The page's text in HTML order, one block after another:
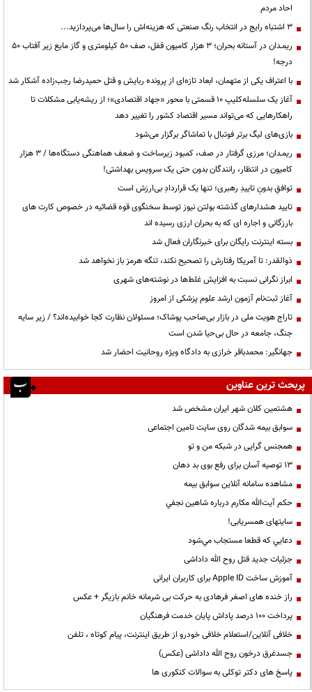
احاد مردم
3 اشتباه رایج در انتخاب رنگ صنعتی که هزینه‌اش را سال‌ها می‌پردازید...
ریمـدان در آستانه بحران؛ ۳ هزار کامیون قفل، صف ۵۰ کیلومتری و گاز مایع زیر آفتاب ۵۰
درجه!
با اعتراف یکی از متهمان، ابعاد تازه‌ای از پرونده ربایش و قتل حمیدرضا رجب‌زاده آشکار شد
آغاز یک سلسله‌کلیپ ۱۰ قسمتی با محور «جهاد اقتصادی»؛ از ریشه‌یابی مشکلات تا
راهکارهایی که می‌تواند مسیر اقتصاد کشور را تغییر دهد
بازی‌های لیگ برتر فوتبال با تماشاگر برگزار می‌شود
ریمـدان؛ مرزی گرفتار در صف، کمبود زیرساخت و ضعف هماهنگی دستگاه‌ها / ۳ هزار
کامیون در انتظار، رانندگان بدون حتی یک سرویس بهداشتی!
توافقِ بدونِ تاییدِ رهبری؛ تنها یک قراردادِ بی‌ارزش است
تایید هشدارهای گذشته بولتن نیوز توسط سخنگوی قوه قضائیه در خصوص کارت های
بارزگانی و اجاره ای که به بحران ارزی رسیده اند
بسته اینترنت رایگان برای خبرنگاران فعال شد
ذوالقدر: تا آمریکا رفتارش را تصحیح نکند، تنگه هرمز باز نخواهد شد
ابراز نگرانی نسبت به افزایش غلط‌ها در نوشته‌های شهری
آغاز ثبت‌نام آزمون ارشد علوم پزشکی از امروز
تاراج هویت ملی در بازار بی‌صاحب پوشاک؛ مسئولان نظارت کجا خوابیده‌اند؟ / زیر سایه
جنگ، جامعه در حال بی‌حیا شدن است
جهانگیر: محمدباقر خرازی به دادگاه ویژه روحانیت احضار شد
پربحث ترین عناوین
هشتمین کلان شهر ایران مشخص شد
سوابق بیمه شدگان روی سایت تامین اجتماعی
همجنس گرایی در شبکه من و تو
13 توصیه آسان برای رفع بوی بد دهان
مشاهده سامانه آنلاين سوابق بیمه
حكم آيت‌الله مكارم درباره شاهين نجفي
سایتهای همسریابی!
دعايي كه قطعا مستجاب مي‌شود
جزئیات جدید قتل روح الله داداشی
آموزش ساخت Apple ID برای کاربران ایرانی
راز خنده های اصغر فرهادی به حرکت بی شرمانه خانم بازیگر + عکس
پرداخت ۱۰۰ درصد پاداش پایان خدمت فرهنگیان
خلافی آنلاین/استعلام خلافی خودرو از طریق اینترنت، پیام کوتاه ، تلفن
جسدغرق درخون روح الله داداشی (عکس)
پاسخ های دکتر توکلی به سوالات کنکوری ها